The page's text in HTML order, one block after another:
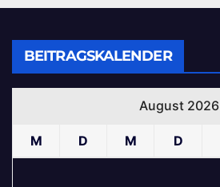
BEITRAGSKALENDER
August 2026
M D M D